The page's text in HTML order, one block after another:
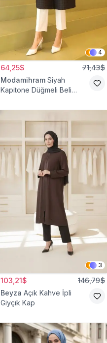
4
64,25$ 71,43$
Modamihram Siyah
Kapitone Düğmeli Beli
3
103,21$ 146,79$
Beyza Açık Kahve İpli
Giyçık Kap